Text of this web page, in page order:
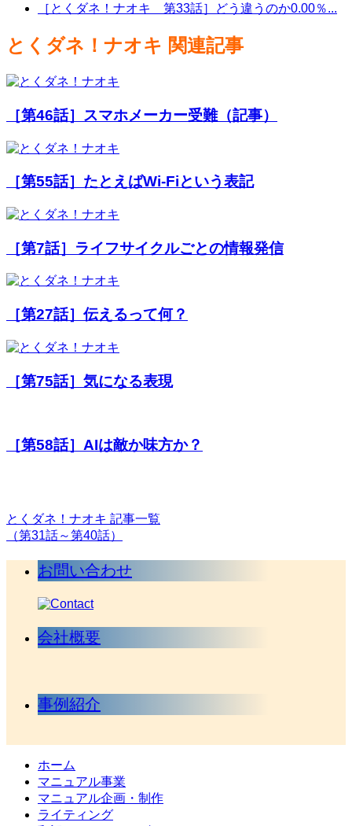
［とくダネ！ナオキ 第33話］どう違うのか0.00％...
とくダネ！ナオキ 関連記事
［第46話］スマホメーカー受難（記事）
［第55話］たとえばWi-Fiという表記
［第7話］ライフサイクルごとの情報発信
［第27話］伝えるって何？
［第75話］気になる表現
［第58話］AIは敵か味方か？
とくダネ！ナオキ 記事一覧
（第31話～第40話）
お問い合わせ
会社概要
事例紹介
ホーム
マニュアル事業
マニュアル企画・制作
ライティング